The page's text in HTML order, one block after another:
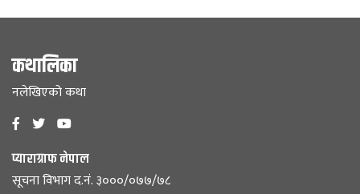
कथालिका
नलेखिएको कथा
प्याराग्राफ नेपाल
सूचना विभाग द.नं. ३०००/०७७/७८